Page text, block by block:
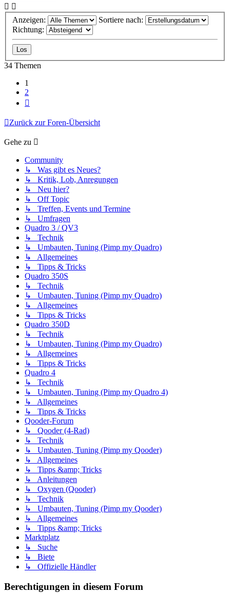
Anzeigen:
Sortiere nach:
Richtung:
34 Themen
1
2
Zurück zur Foren-Übersicht
Gehe zu
Community
↳ Was gibt es Neues?
↳ Kritik, Lob, Anregungen
↳ Neu hier?
↳ Off Topic
↳ Treffen, Events und Termine
↳ Umfragen
Quadro 3 / QV3
↳ Technik
↳ Umbauten, Tuning (Pimp my Quadro)
↳ Allgemeines
↳ Tipps & Tricks
Quadro 350S
↳ Technik
↳ Umbauten, Tuning (Pimp my Quadro)
↳ Allgemeines
↳ Tipps & Tricks
Quadro 350D
↳ Technik
↳ Umbauten, Tuning (Pimp my Quadro)
↳ Allgemeines
↳ Tipps & Tricks
Quadro 4
↳ Technik
↳ Umbauten, Tuning (Pimp my Quadro 4)
↳ Allgemeines
↳ Tipps & Tricks
Qooder-Forum
↳ Qooder (4-Rad)
↳ Technik
↳ Umbauten, Tuning (Pimp my Qooder)
↳ Allgemeines
↳ Tipps &amp; Tricks
↳ Anleitungen
↳ Oxygen (Qooder)
↳ Technik
↳ Umbauten, Tuning (Pimp my Qooder)
↳ Allgemeines
↳ Tipps &amp; Tricks
Marktplatz
↳ Suche
↳ Biete
↳ Offizielle Händler
Berechtigungen in diesem Forum